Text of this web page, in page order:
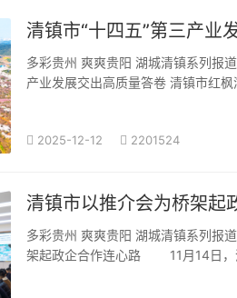
清镇市“十四五”第三产业
多彩贵州 爽爽贵阳 湖城清镇系列报
产业发展交出高质量答卷 清镇市红
2025-12-12 2201524
清镇市以推介会为桥架起
多彩贵州 爽爽贵阳 湖城清镇系列报
架起政企合作连心路 11月14日，清